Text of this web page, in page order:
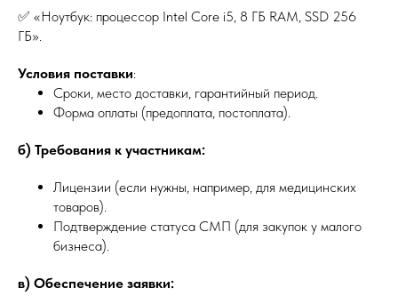
✅ «Ноутбук: процессор Intel Core i5, 8 ГБ RAM, SSD 256
ГБ».
Условия поставки:
Сроки, место доставки, гарантийный период.
Форма оплаты (предоплата, постоплата).
б) Требования к участникам:
Лицензии (если нужны, например, для медицинских
товаров).
Подтверждение статуса СМП (для закупок у малого
бизнеса).
в) Обеспечение заявки: